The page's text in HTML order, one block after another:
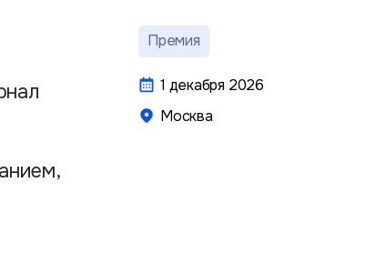
Премия
1 декабря 2026
Москва